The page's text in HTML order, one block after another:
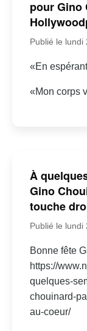
pour Gino
Publié le lundi
«En
«Mon corps
À
Gino
touche
Publié le lundi
Bonne fête
https://
quelques-
chouinard-
au-coeur/